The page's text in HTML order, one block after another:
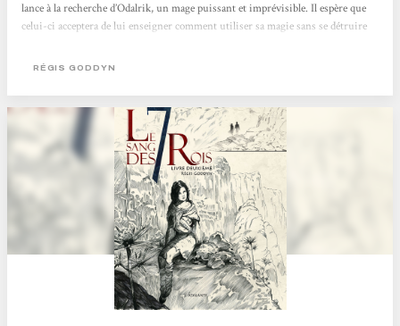
lance à la recherche d’Odalrik, un mage puissant et imprévisible. Il espère que
celui-ci acceptera de lui enseigner comment utiliser sa magie sans se détruire
protégeant au mieux la petite troupe de fugitifs épuisés qui l’accompagnent,
RÉGIS GODDYN